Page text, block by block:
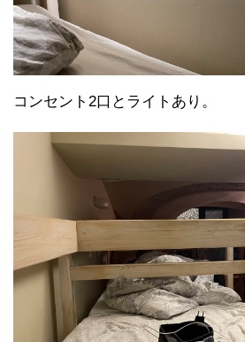
コンセント2口とライトあり。